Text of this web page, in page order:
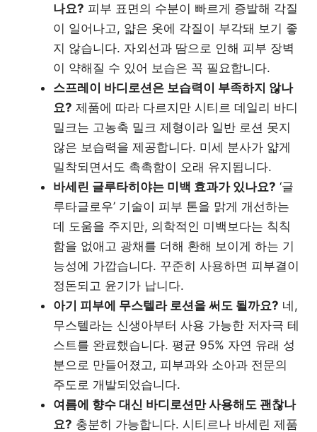
나요? 피부 표면의 수분이 빠르게 증발해 각질
이 일어나고, 얇은 옷에 각질이 부각돼 보기 좋
지 않습니다. 자외선과 땀으로 인해 피부 장벽
이 약해질 수 있어 보습은 꼭 필요합니다.
스프레이 바디로션은 보습력이 부족하지 않나
요? 제품에 따라 다르지만 시티르 데일리 바디
밀크는 고농축 밀크 제형이라 일반 로션 못지
않은 보습력을 제공합니다. 미세 분사가 얇게
밀착되면서도 촉촉함이 오래 유지됩니다.
바세린 글루타히야는 미백 효과가 있나요? ‘글
루타글로우’ 기술이 피부 톤을 맑게 개선하는
데 도움을 주지만, 의학적인 미백보다는 칙칙
함을 없애고 광채를 더해 환해 보이게 하는 기
능성에 가깝습니다. 꾸준히 사용하면 피부결이
정돈되고 윤기가 납니다.
아기 피부에 무스텔라 로션을 써도 될까요? 네,
무스텔라는 신생아부터 사용 가능한 저자극 테
스트를 완료했습니다. 평균 95% 자연 유래 성
분으로 만들어졌고, 피부과와 소아과 전문의
주도로 개발되었습니다.
여름에 향수 대신 바디로션만 사용해도 괜찮나
요? 충분히 가능합니다. 시티르나 바세린 제품